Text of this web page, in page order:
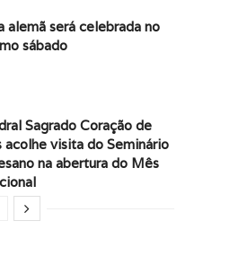
alemã será celebrada no
sábado
Sagrado Coração de
acolhe visita do Seminário
na abertura do Mês